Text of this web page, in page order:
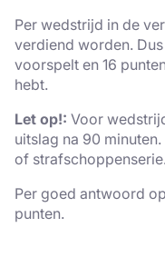
Per wedstrijd in de
verdiend worden.
voorspelt en 16
hebt.
Let op!: Voor
uitslag na 90
of strafschoppenserie.
Per goed antwoord
punten.